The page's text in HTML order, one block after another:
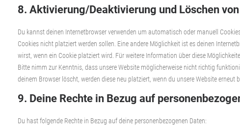
8. Aktivierung/Deaktivierung und Löschen
Du kannst deinen Internetbrowser verwenden um automatisch oder manuell
Cookies nicht platziert werden sollen. Eine andere Möglichkeit ist es deinen
wirst, wenn ein Cookie platziert wird. Für weitere Information über diese
Bitte nimm zur Kenntnis, dass unsere Website möglicherweise nicht richtig
deinem Browser löscht, werden diese neu platziert, wenn du unsere Website erneut
9. Deine Rechte in Bezug auf
Du hast folgende Rechte in Bezug auf deine personenbezogenen Daten: